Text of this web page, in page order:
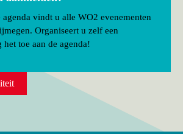
vindt u alle WO2 evenementen
Organiseert u zelf een
het toe aan de agenda!